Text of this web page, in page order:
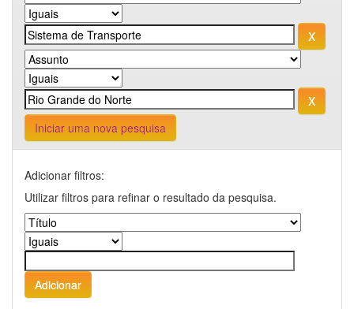
Iniciar uma nova pesquisa
Adicionar filtros:
Utilizar filtros para refinar o resultado da pesquisa.